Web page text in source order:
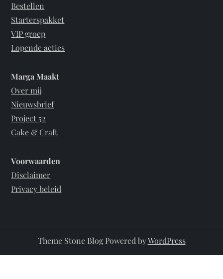
Bestellen
Starterspakket
VIP groep
Lopende acties
Marga Maakt
Over mij
Nieuwsbrief
Project 52
Cake & Craft
Voorwaarden
Disclaimer
Privacy beleid
Theme Stone Blog Powered byWordPress